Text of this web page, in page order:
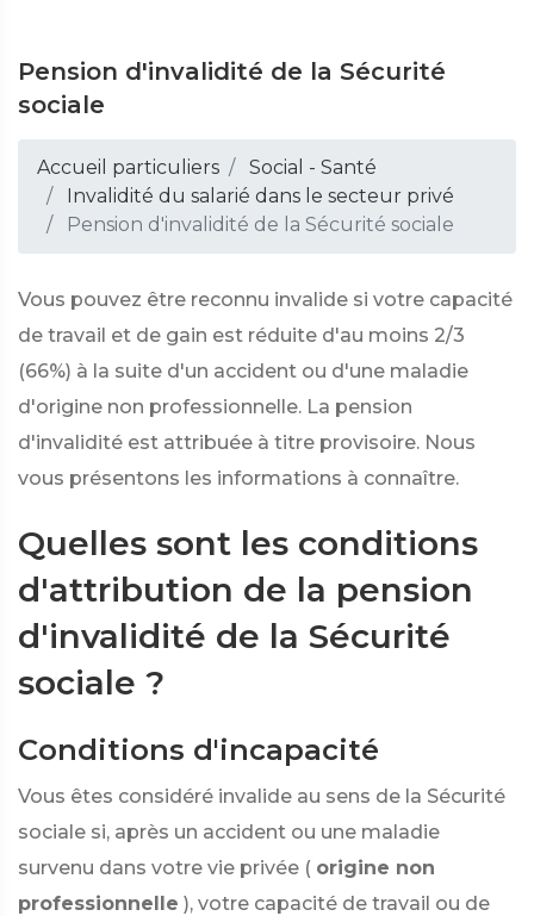
Pension d'invalidité de la Sécurité
sociale
Accueil particuliers
Social - Santé
Invalidité du salarié dans le secteur privé
Pension d'invalidité de la Sécurité sociale
Vous pouvez être reconnu invalide si votre capacité
de travail et de gain est réduite d'au moins 2/3
(66%) à la suite d'un accident ou d'une maladie
d'origine non professionnelle. La pension
d'invalidité est attribuée à titre provisoire. Nous
vous présentons les informations à connaître.
Quelles sont les conditions
d'attribution de la pension
d'invalidité de la Sécurité
sociale ?
Conditions d'incapacité
Vous êtes considéré invalide au sens de la Sécurité
sociale si, après un accident ou une maladie
survenu dans votre vie privée ( origine non
professionnelle ), votre capacité de travail ou de